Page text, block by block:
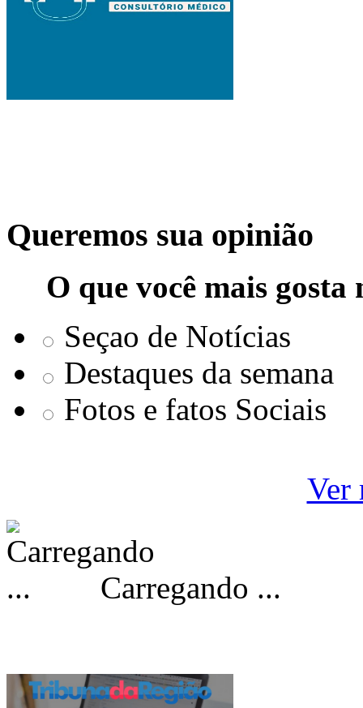
Queremos sua opinião
O que você mais
Seçao de Notícias
Destaques da semana
Fotos e fatos Sociais
Ver
Carregando ...